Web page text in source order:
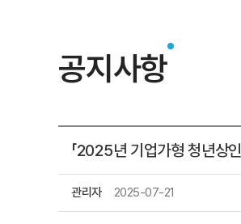
공지사항
「2025년 기업가형 청년상
관리자 2025-07-21